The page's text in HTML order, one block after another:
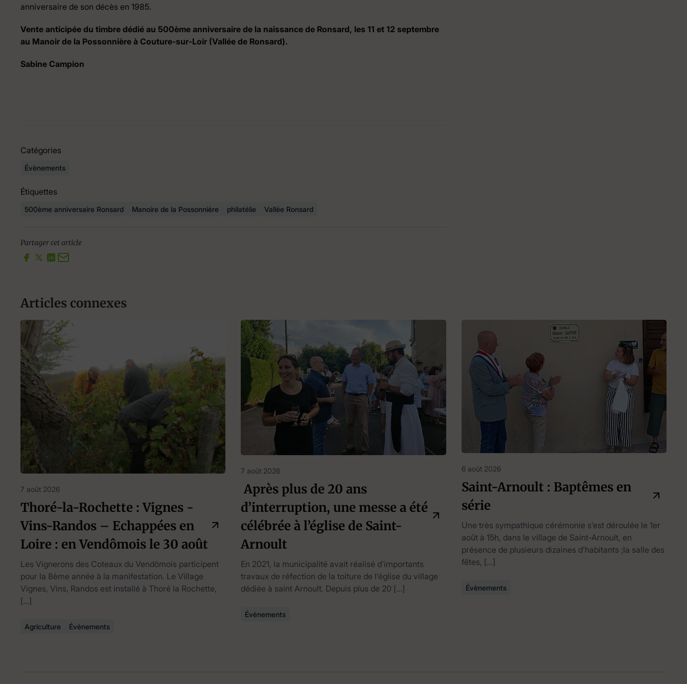
anniversaire de son décès en 1985.
Vente anticipée du timbre dédié au 500ème anniversaire de la naissance de Ronsard, les 11 et 12 septembre
au Manoir de la Possonnière à Couture-sur-Loir (Vallée de Ronsard).
Sabine Campion
Catégories
Évènements
Étiquettes
500ème anniversaire Ronsard Manoire de la Possonnière philatélie Vallée Ronsard
Partager cet article
Articles connexes
7 août 2026
Thoré-la-Rochette : Vignes -
Vins-Randos – Echappées en
Loire : en Vendômois le 30 août
Les Vignerons des Coteaux du Vendômois participent
pour la 8ème année à la manifestation. Le Village
Vignes, Vins, Randos est installé à Thoré la Rochette,
[…]
Agriculture Évènements
7 août 2026
Après plus de 20 ans
d’interruption, une messe a été
célébrée à l’église de Saint-
Arnoult
En 2021, la municipalité avait réalisé d’importants
travaux de réfection de la toiture de l’église du village
dédiée à saint Arnoult. Depuis plus de 20 […]
Évènements
6 août 2026
Saint-Arnoult : Baptêmes en
série
Une très sympathique cérémonie s’est déroulée le 1er
août à 15h, dans le village de Saint-Arnoult, en
présence de plusieurs dizaines d’habitants ;la salle des
fêtes, […]
Évènements